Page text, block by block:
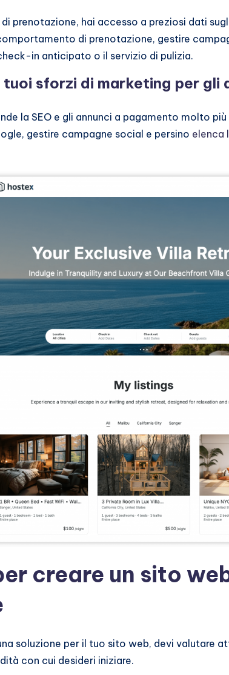
prenotazione, hai accesso a preziosi dati
di prenotazione, gestire
in anticipato o il servizio di pulizia.
tuoi sforzi di marketing per
la SEO e gli annunci a pagamento molto
gestire campagne social e persino elenca
creare un sito
soluzione per il tuo sito web, devi valutare
con cui desideri iniziare.